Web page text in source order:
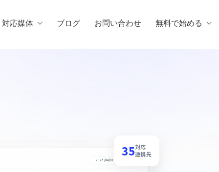
応媒体 ブログ お問い合わせ 無料で始める
2026/04/01 – 2026/04/30
35対応
連携先